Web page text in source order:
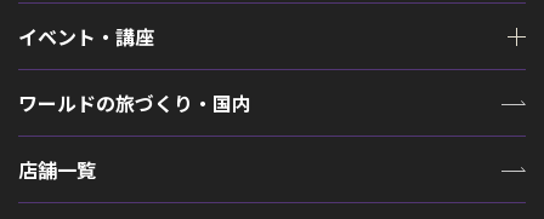
イベント・講座
ワールドの旅づくり・国内
店舗一覧